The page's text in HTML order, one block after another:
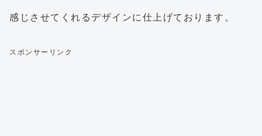
感じさせてくれるデザインに仕上げております。
スポンサーリンク